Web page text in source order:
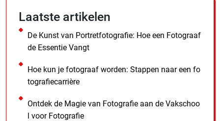
Laatste artikelen
De Kunst van Portretfotografie: Hoe een Fotograaf
de Essentie Vangt
Hoe kun je fotograaf worden: Stappen naar een fo
tografiecarrière
Ontdek de Magie van Fotografie aan de Vakschoo
l voor Fotografie